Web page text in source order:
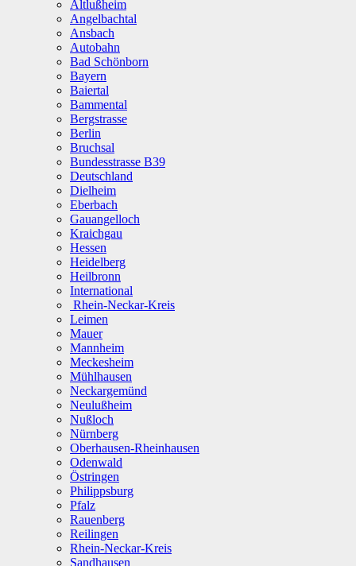
Altlußheim
Angelbachtal
Ansbach
Autobahn
Bad Schönborn
Bayern
Baiertal
Bammental
Bergstrasse
Berlin
Bruchsal
Bundesstrasse B39
Deutschland
Dielheim
Eberbach
Gauangelloch
Kraichgau
Hessen
Heidelberg
Heilbronn
International
Rhein-Neckar-Kreis
Leimen
Mauer
Mannheim
Meckesheim
Mühlhausen
Neckargemünd
Neulußheim
Nußloch
Nürnberg
Oberhausen-Rheinhausen
Odenwald
Östringen
Philippsburg
Pfalz
Rauenberg
Reilingen
Rhein-Neckar-Kreis
Sandhausen